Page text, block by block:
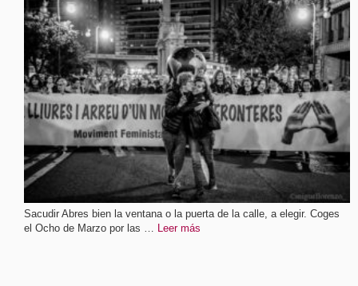
Sacudir Abres bien la ventana o la puerta de la calle, a elegir. Coges
el Ocho de Marzo por las … Leer más